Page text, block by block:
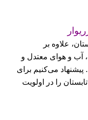
علاوه بر
آب و هوای معتدل و
می‌کنیم برای
را در اولویت